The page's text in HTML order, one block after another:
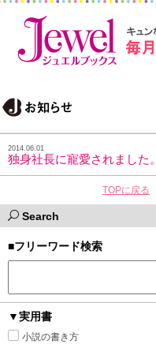
2014.06.01
独身社長に寵愛されました。
TOPに戻る
Search
■フリーワード検索
▼実用書
小説の書き方